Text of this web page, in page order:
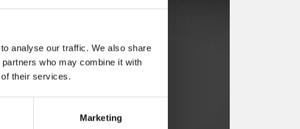
analyse our traffic. We also share
who may combine it with
their services.
Marketing